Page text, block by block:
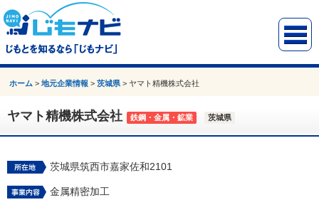
ホーム >地元企業情報 >茨城県 >ヤマト精機株式会社
ヤマト精機株式会社 鉄鋼・金属・鉱業 茨城県
茨城県筑西市嘉家佐和2101
金属精密加工